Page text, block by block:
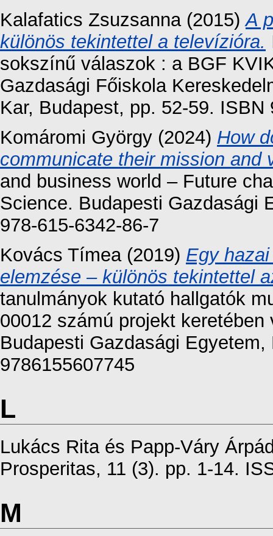
Kalafatics Zsuzsanna(2015)A
különös tekintettel a televízióra.
sokszínű válaszok : a BGF
Gazdasági Főiskola
Kar, Budapest, pp. 52-59. ISBN
Komáromi György (2024) How
communicate their mission and
and business world – Future
Science. Budapesti Gazdasági
978-615-6342-86-7
Kovács Tímea(2019) Egy
elemzése – különös tekintettel
tanulmányok kutató hallgatók
00012 számú projekt
Budapesti Gazdasági
9786155607745
L
Lukács Ritaés Papp-Váry
Prosperitas, 11 (3). pp. 1-14.
M